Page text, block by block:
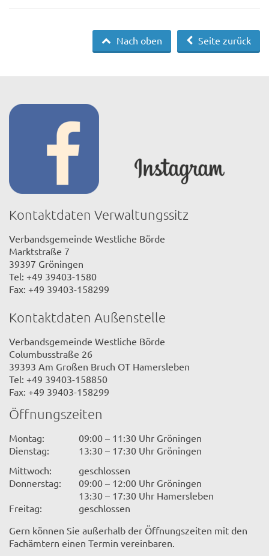
Seite zurück
Nach oben
Kontaktdaten Verwaltungssitz
Verbandsgemeinde Westliche Börde
Marktstraße 7
39397 Gröningen
Tel: +49 39403-1580
Fax: +49 39403-158299
Kontaktdaten Außenstelle
Verbandsgemeinde Westliche Börde
Columbusstraße 26
39393 Am Großen Bruch OT Hamersleben
Tel: +49 39403-158850
Fax: +49 39403-158299
Öffnungszeiten
Montag:
09:00 – 11:30 Uhr Gröningen
Dienstag:
13:30 – 17:30 Uhr Gröningen
Mittwoch:
geschlossen
Donnerstag:
09:00 – 12:00 Uhr Gröningen
13:30 – 17:30 Uhr Hamersleben
Freitag:
geschlossen
Gern können Sie außerhalb der Öffnungszeiten mit den
Fachämtern einen Termin vereinbaren.